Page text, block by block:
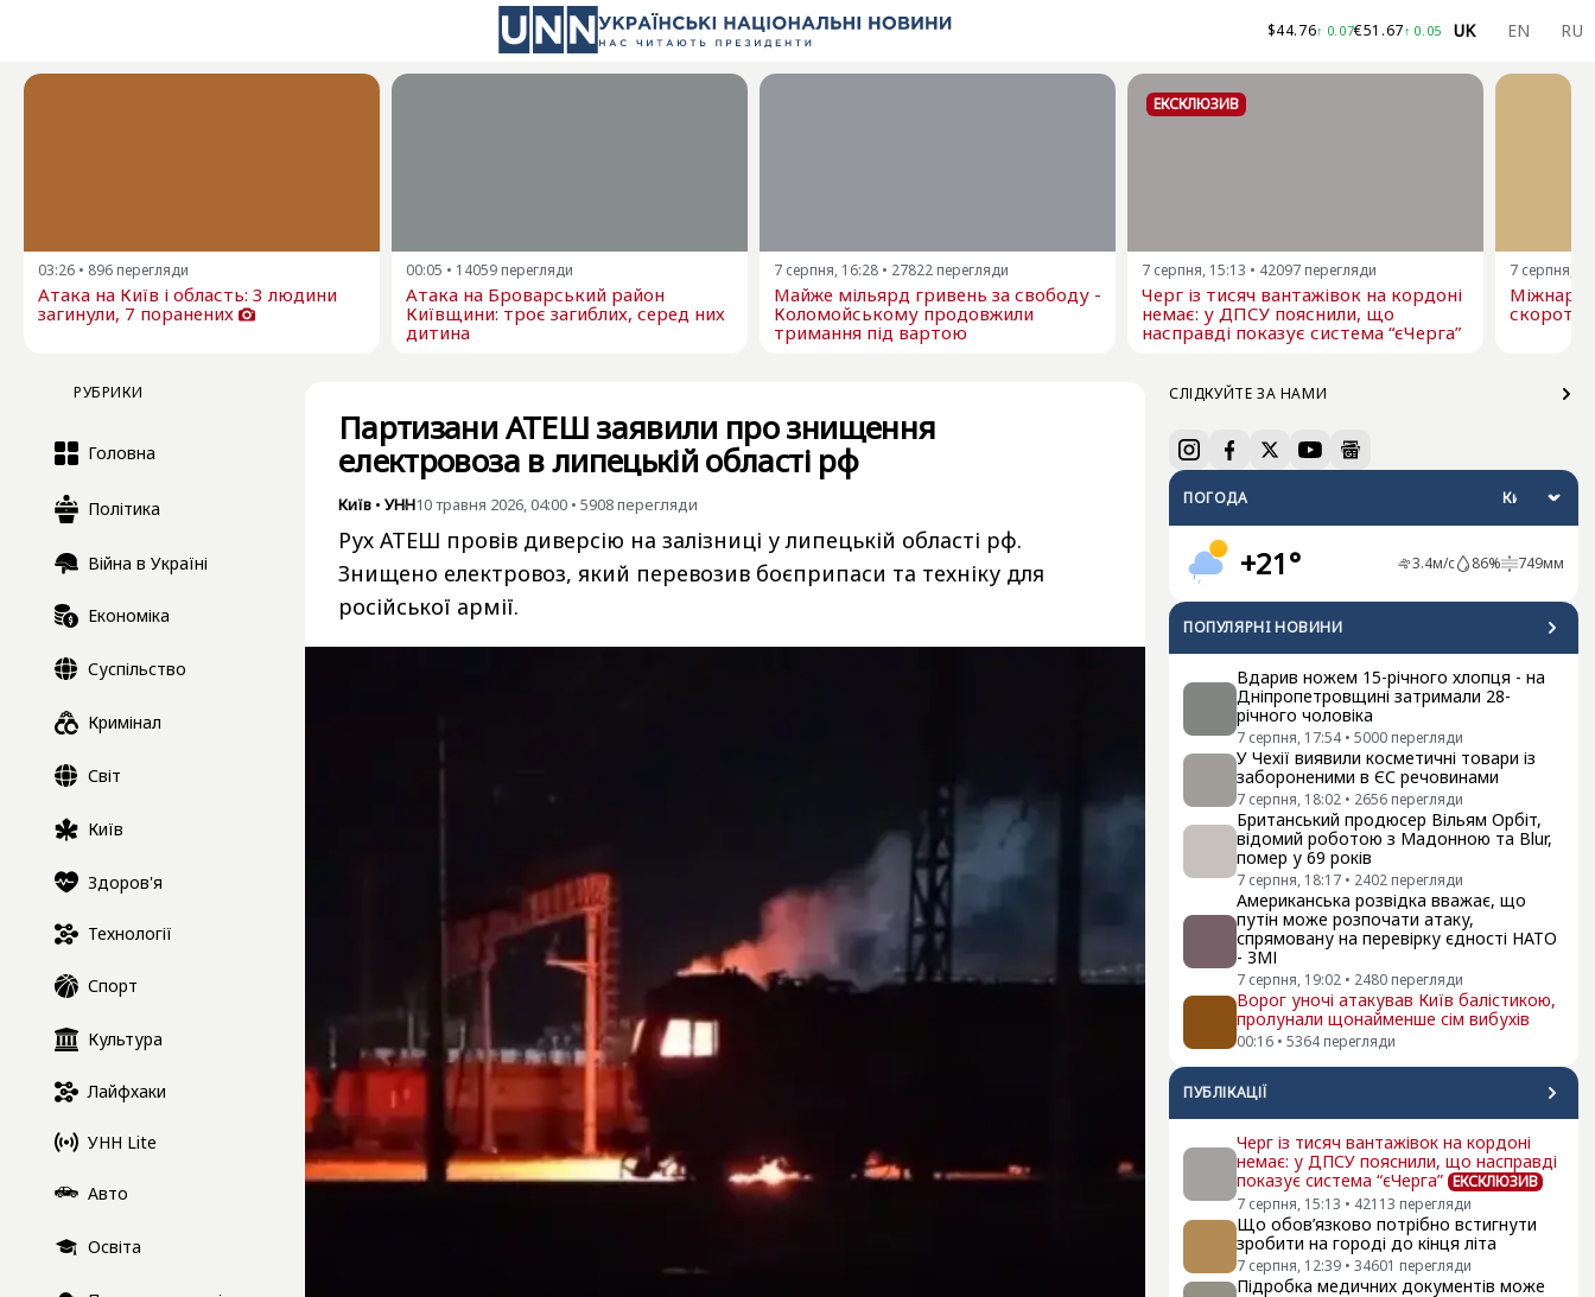
$44.76↑ 0.07€51.67↑ 0.05 UK EN RU
03:26 • 896 перегляди
Атака на Київ і область: 3 людини
загинули, 7 поранених
00:05 • 14059 перегляди
Атака на Броварський район
Київщини: троє загиблих, серед них
дитина
7 серпня, 16:28 • 27822 перегляди
Майже мільярд гривень за свободу -
Коломойському продовжили
тримання під вартою
ЕКСКЛЮЗИВ
7 серпня, 15:13 • 42097 перегляди
Черг із тисяч вантажівок на кордоні
немає: у ДПСУ пояснили, що
насправді показує система “єЧерга”
7 серпня,
РУБРИКИ
Головна
Політика
Війна в Україні
Економіка
Суспільство
Кримінал
Світ
Київ
Здоров'я
Технології
Спорт
Культура
Лайфхаки
УНН Lite
Авто
Освіта
СЛІДКУЙТЕ ЗА НАМИ
ПОГОДА
+21° 3.4м/с 86% 749мм
ПОПУЛЯРНI НОВИНИ
Вдарив ножем 15-річного хлопця - на
Дніпропетровщині затримали 28-
річного чоловіка
7 серпня, 17:54 • 5000 перегляди
У Чехії виявили косметичні товари із
забороненими в ЄС речовинами
7 серпня, 18:02 • 2656 перегляди
Британський продюсер Вільям Орбіт,
відомий роботою з Мадонною та Blur,
помер у 69 років
7 серпня, 18:17 • 2402 перегляди
Американська розвідка вважає, що
путін може розпочати атаку,
спрямовану на перевірку єдності НАТО
- ЗМІ
7 серпня, 19:02 • 2480 перегляди
Ворог уночі атакував Київ балістикою,
пролунали щонайменше сім вибухів
00:16 • 5364 перегляди
ПУБЛІКАЦІЇ
Черг із тисяч вантажівок на кордоні
немає: у ДПСУ пояснили, що насправді
показує система “єЧерга” ЕКСКЛЮЗИВ
7 серпня, 15:13 • 42113 перегляди
Що обов’язково потрібно встигнути
зробити на городі до кінця літа
7 серпня, 12:39 • 34601 перегляди
Підробка медичних документів може
Партизани АТЕШ заявили про знищення
електровоза в липецькій області рф
Київ • УНН10 травня 2026, 04:00 • 5908перегляди
Рух АТЕШ провів диверсію на залізниці у липецькій області рф.
Знищено електровоз, який перевозив боєприпаси та техніку для
російської армії.